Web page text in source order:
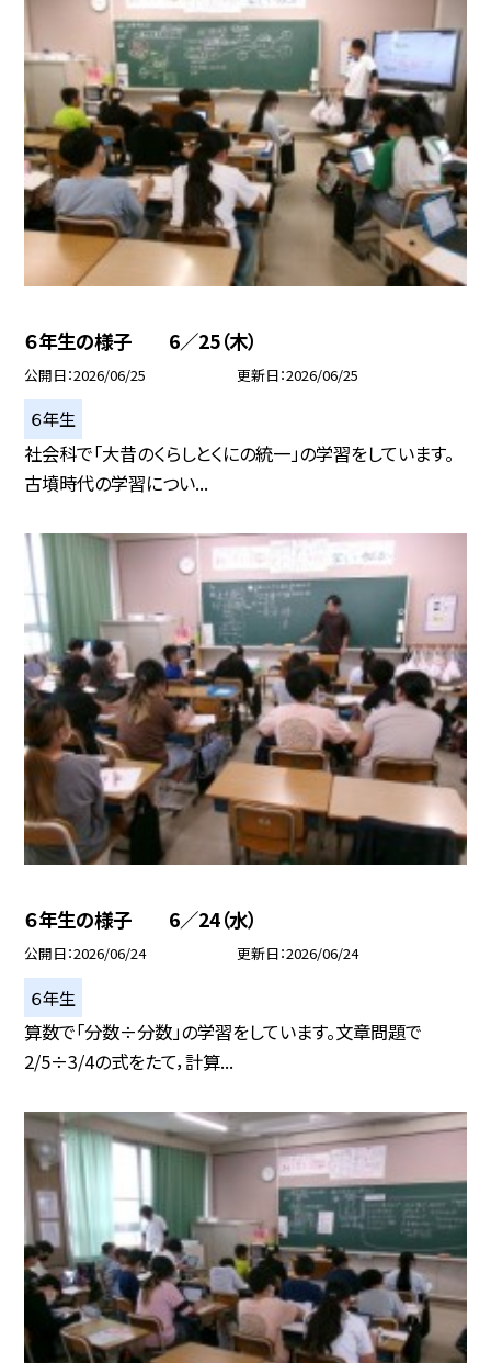
６年生の様子 6／25（木）
公開日 2026/06/25 更新日 2026/06/25
６年生
社会科で「大昔のくらしとくにの統一」の学習をしています。
古墳時代の学習につい...
６年生の様子 6／24（水）
公開日 2026/06/24 更新日 2026/06/24
６年生
算数で「分数÷分数」の学習をしています。文章問題で
2/5÷3/4の式をたて，計算...